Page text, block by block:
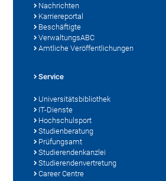
Nachrichten
Karriereportal
Beschäftigte
VerwaltungsABC
Amtliche Veröffentlichungen
Service
Universitätsbibliothek
IT-Dienste
Hochschulsport
Studienberatung
Prüfungsamt
Studierendenkanzlei
Studierendenvertretung
Career Centre